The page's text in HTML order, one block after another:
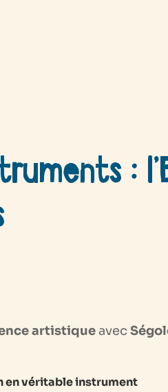
:
artistique avec
envéritable instrument